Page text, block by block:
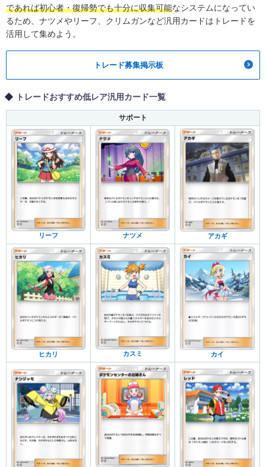
であれば初心者・復帰勢でも十分に収集可能なシステムになってい
るため、ナツメやリーフ、クリムガンなど汎用カードはトレードを
活用して集めよう。
トレード募集掲示板
トレードおすすめ低レア汎用カード一覧
サポート
リーフ ナツメ アカギ
ヒカリ カスミ カイ